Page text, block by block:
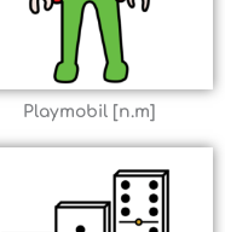
Playmobil [n.m]